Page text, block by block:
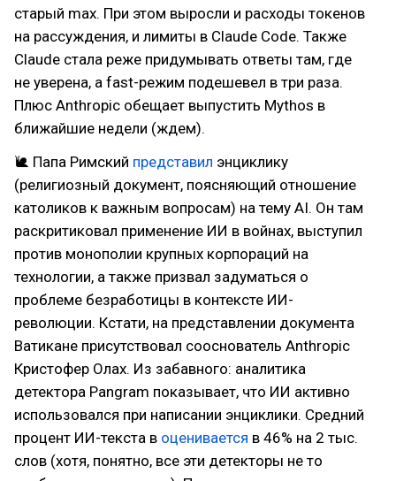
старый max. При этом выросли и расходы токенов
на рассуждения, и лимиты в Claude Code. Также
Claude стала реже придумывать ответы там, где
не уверена, а fast-режим подешевел в три раза.
Плюс Anthropic обещает выпустить Mythos в
ближайшие недели (ждем).
🐌 Папа Римский представил энциклику
(религиозный документ, поясняющий отношение
католиков к важным вопросам) на тему AI. Он там
раскритиковал применение ИИ в войнах, выступил
против монополии крупных корпораций на
технологии, а также призвал задуматься о
проблеме безработицы в контексте ИИ-
революции. Кстати, на представлении документа
Ватикане присутствовал сооснователь Anthropic
Кристофер Олах. Из забавного: аналитика
детектора Pangram показывает, что ИИ активно
использовался при написании энциклики. Средний
процент ИИ-текста в оценивается в 46% на 2 тыс.
слов (хотя, понятно, все эти детекторы не то